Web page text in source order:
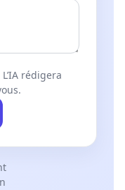
rédigera